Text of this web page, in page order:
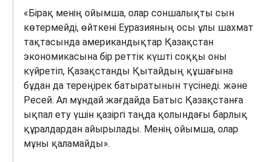
«Бірақ менің ойымша, олар соншалықты сын
көтермейді, өйткені Еуразияның осы ұлы шахмат
тақтасында американдықтар Қазақстан
экономикасына бір реттік күшті соққы оны
күйретіп, Қазақстанды Қытайдың құшағына
бұдан да тереңірек батыратынын түсінеді. және
Ресей. Ал мұндай жағдайда Батыс Қазақстанға
ықпал ету үшін қазіргі таңда қолындағы барлық
құралдардан айырылады. Менің ойымша, олар
мұны қаламайды».